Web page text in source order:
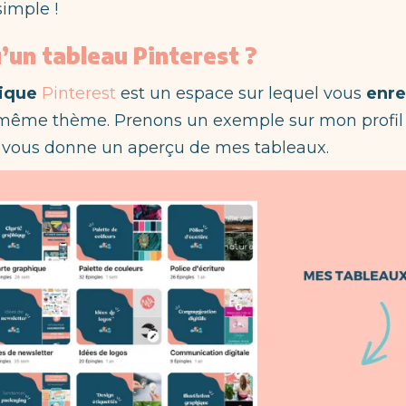
!
tableau Pinterest ?
Pinterest est un espace sur lequel vous
thème. Prenons un exemple sur mon profil
donne un aperçu de mes tableaux.